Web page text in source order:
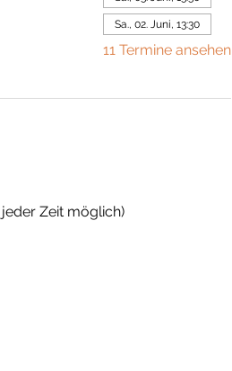
Sa., 02. Juni, 13:30
11 Termine ansehen
Zeit möglich)